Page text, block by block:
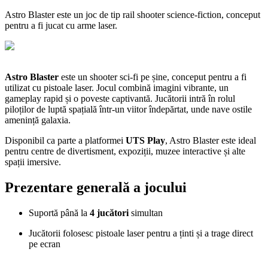
Astro Blaster este un joc de tip rail shooter science-fiction, conceput
pentru a fi jucat cu arme laser.
Astro Blaster este un shooter sci-fi pe șine, conceput pentru a fi
utilizat cu pistoale laser. Jocul combină imagini vibrante, un
gameplay rapid și o poveste captivantă. Jucătorii intră în rolul
piloților de luptă spațială într-un viitor îndepărtat, unde nave ostile
amenință galaxia.
Disponibil ca parte a platformei UTS Play, Astro Blaster este ideal
pentru centre de divertisment, expoziții, muzee interactive și alte
spații imersive.
Prezentare generală a jocului
Suportă până la 4 jucători simultan
Jucătorii folosesc pistoale laser pentru a ținti și a trage direct
pe ecran